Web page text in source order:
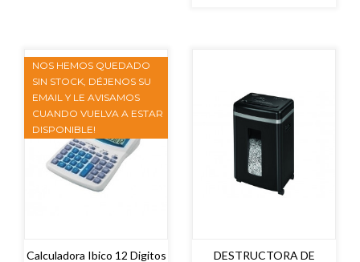
Calculadora Ibico 12 Digitos
NOS HEMOS QUEDADO
SIN STOCK, DÉJENOS SU
EMAIL Y LE AVISAMOS
CUANDO VUELVA A ESTAR
DISPONIBLE!
DESTRUCTORA DE